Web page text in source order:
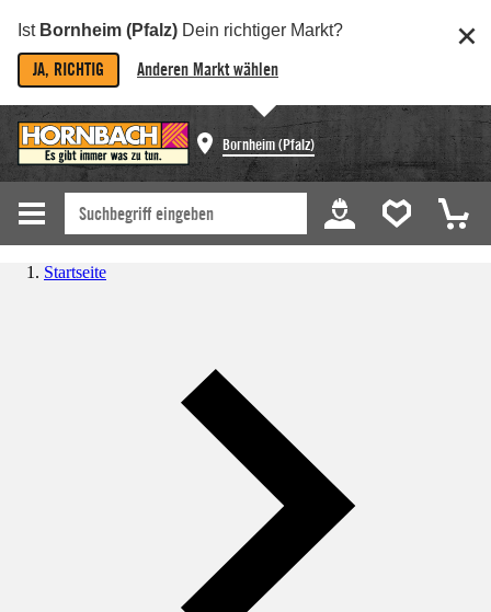
Ist Bornheim (Pfalz) Dein richtiger Markt?
JA, RICHTIG Anderen Markt wählen
Bornheim (Pfalz)
Startseite